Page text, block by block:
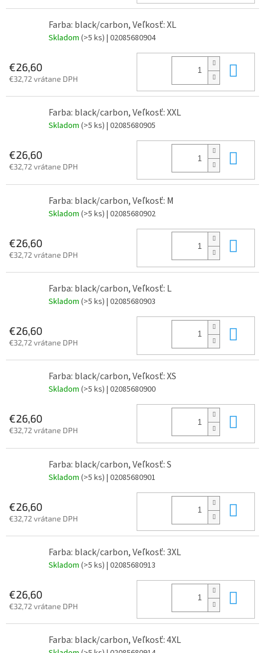
Farba: black/carbon, Veľkosť: XL
Skladom (>5 ks) | 02085680904
€26,60
€32,72 vrátane DPH
Farba: black/carbon, Veľkosť: XXL
Skladom (>5 ks) | 02085680905
€26,60
€32,72 vrátane DPH
Farba: black/carbon, Veľkosť: M
Skladom (>5 ks) | 02085680902
€26,60
€32,72 vrátane DPH
Farba: black/carbon, Veľkosť: L
Skladom (>5 ks) | 02085680903
€26,60
€32,72 vrátane DPH
Farba: black/carbon, Veľkosť: XS
Skladom (>5 ks) | 02085680900
€26,60
€32,72 vrátane DPH
Farba: black/carbon, Veľkosť: S
Skladom (>5 ks) | 02085680901
€26,60
€32,72 vrátane DPH
Farba: black/carbon, Veľkosť: 3XL
Skladom (>5 ks) | 02085680913
€26,60
€32,72 vrátane DPH
Farba: black/carbon, Veľkosť: 4XL